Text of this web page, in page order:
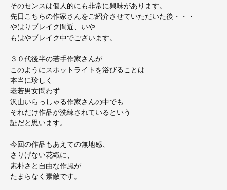
そのセンスは個人的にも非常に興味があります。
先日こちらの作家さんをご紹介させていただいた後・・・
やはりブレイク間近、いや
もはやブレイク中でございます。
３０代後半の若手作家さんが
このようにスポットライトを浴びることは
本当に珍しく
老若男女問わず
沢山いらっしゃる作家さんの中でも
それだけ作品が洗練されているという
証だと思います。
今回の作品もあえての無地感、
さりげない花織に、
素朴さと自由な作風が
たまらなく素敵です。